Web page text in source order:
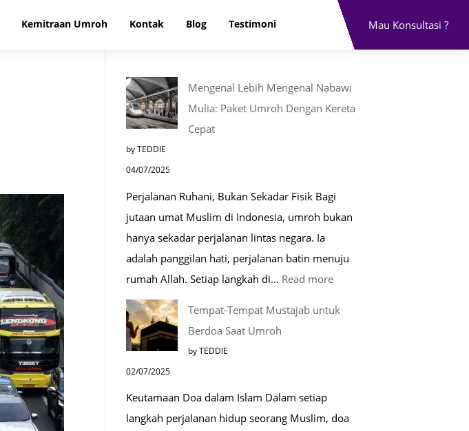
Kemitraan Umroh Kontak Blog Testimoni Mau Konsultasi ?
Mengenal Lebih Mengenal Nabawi
Mulia: Paket Umroh Dengan Kereta
Cepat
by TEDDIE
04/07/2025
Perjalanan Ruhani, Bukan Sekadar Fisik Bagi
jutaan umat Muslim di Indonesia, umroh bukan
hanya sekadar perjalanan lintas negara. Ia
adalah panggilan hati, perjalanan batin menuju
rumah Allah. Setiap langkah di… Read more:
Umroh
Tempat-Tempat Mustajab untuk
Berdoa Saat Umroh
by TEDDIE
02/07/2025
Keutamaan Doa dalam Islam Dalam setiap
langkah perjalanan hidup seorang Muslim, doa